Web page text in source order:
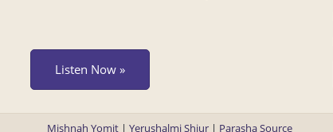
Listen Now »
Mishnah Yomit | Yerushalmi Shiur | Parasha Source